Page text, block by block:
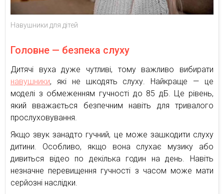
Навушники для дітей
Головне — безпека слуху
Дитячі вуха дуже чутливі, тому важливо вибирати
навушники, які не шкодять слуху. Найкраще — це
моделі з обмеженням гучності до 85 дБ. Це рівень,
який вважається безпечним навіть для тривалого
прослуховування.
Якщо звук занадто гучний, це може зашкодити слуху
дитини. Особливо, якщо вона слухає музику або
дивиться відео по декілька годин на день. Навіть
незначне перевищення гучності з часом може мати
серйозні наслідки.